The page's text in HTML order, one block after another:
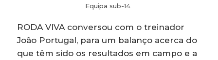
Equipa sub-14
RODA VIVA conversou com o treinador
João Portugal, para um balanço acerca do
que têm sido os resultados em campo e a